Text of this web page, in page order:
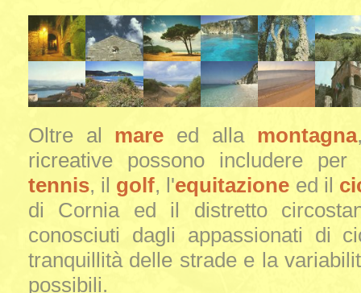
Oltre al mare ed alla montagna
ricreative possono includere
tennis, il golf, l'equitazione ed il
di Cornia ed il distretto
conosciuti dagli appassionati di
tranquillità delle strade e la
possibili.